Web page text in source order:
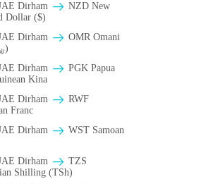
Dirham
NZD New
Dollar ($)
Dirham
OMR Omani
Rial (﷼)
Dirham
PGK Papua
Kina
Dirham
RWF
Franc
Dirham
WST Samoan
Dirham
TZS
Shilling (TSh)